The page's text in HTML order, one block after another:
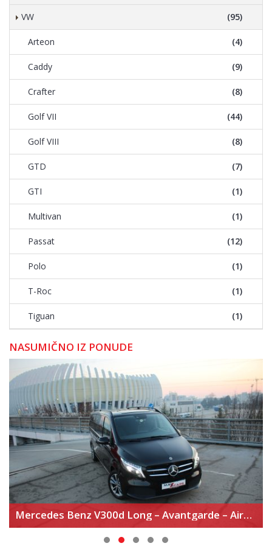
VW (95)
Arteon (4)
Caddy (9)
Crafter (8)
Golf VII (44)
Golf VIII (8)
GTD (7)
GTI (1)
Multivan (1)
Passat (12)
Polo (1)
T-Roc (1)
Tiguan (1)
NASUMIČNO IZ PONUDE
Mercedes Benz V300d Long – Avantgarde – Airmatic